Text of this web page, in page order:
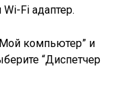
Fi адаптер.
компьютер” и
“Диспетчер